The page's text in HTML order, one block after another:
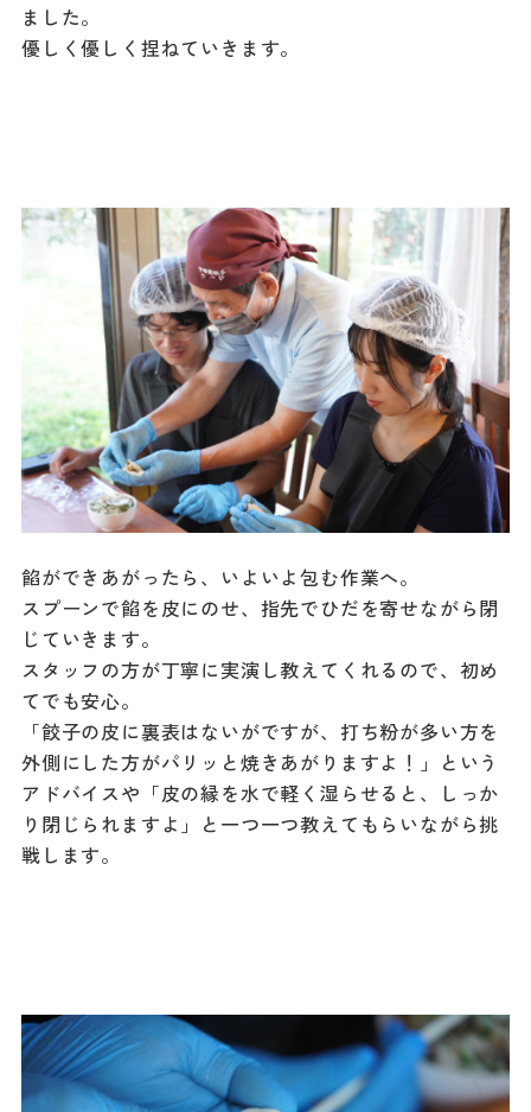
ました。
優しく優しく捏ねていきます。
餡ができあがったら、いよいよ包む作業へ。
スプーンで餡を皮にのせ、指先でひだを寄せながら閉
じていきます。
スタッフの方が丁寧に実演し教えてくれるので、初め
てでも安心。
「餃子の皮に裏表はないがですが、打ち粉が多い方を
外側にした方がパリッと焼きあがりますよ！」という
アドバイスや「皮の縁を水で軽く湿らせると、しっか
り閉じられますよ」と一つ一つ教えてもらいながら挑
戦します。